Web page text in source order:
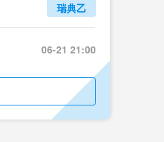
瑞典乙
06-21 21:00